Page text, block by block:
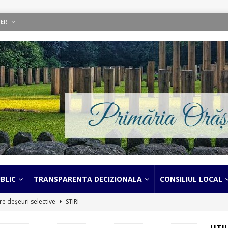
TRANSPARENTA DECIZIONALA CONSILIUL LOCAL
deșeuri selective
STIRI